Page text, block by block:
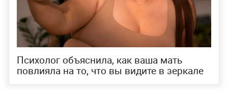
Психолог объяснила, как ваша мать
повлияла на то, что вы видите в зеркале